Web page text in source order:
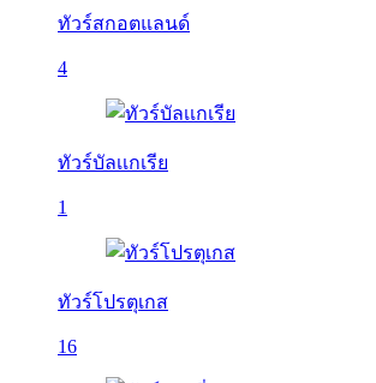
ทัวร์สกอตแลนด์
4
ทัวร์บัลเเกเรีย
1
ทัวร์โปรตุเกส
16